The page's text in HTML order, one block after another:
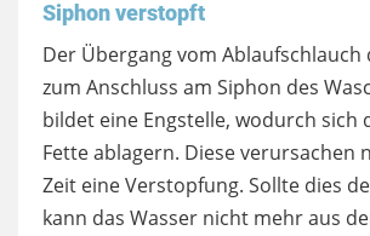
Siphon verstopft
Der Übergang vom Ablaufschlauch
zum Anschluss am Siphon des
bildet eine Engstelle, wodurch sich
Fette ablagern. Diese verursachen
Zeit eine Verstopfung. Sollte dies
kann das Wasser nicht mehr aus